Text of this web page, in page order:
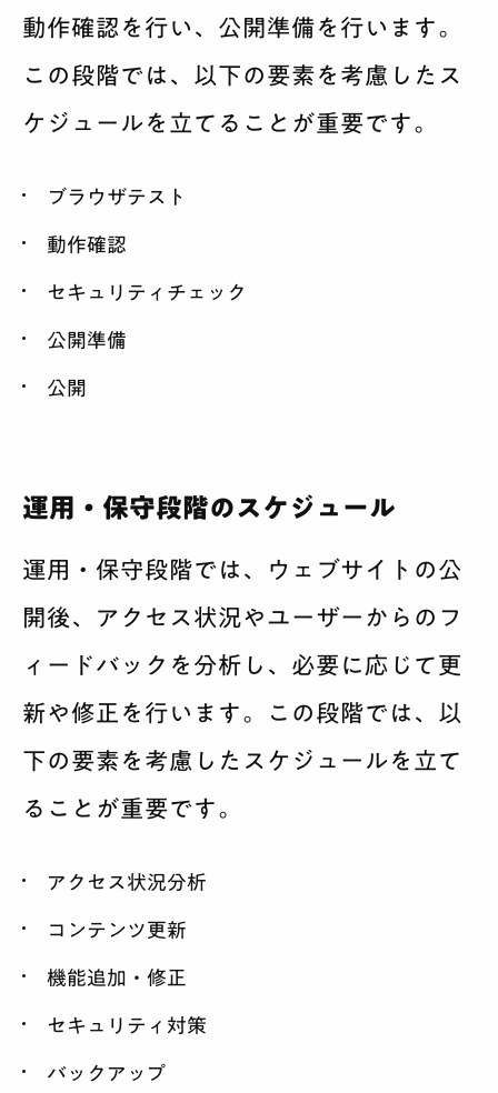
動作確認を行い、公開準備を行います。
この段階では、以下の要素を考慮したス
ケジュールを立てることが重要です。
ブラウザテスト
動作確認
セキュリティチェック
公開準備
公開
運用・保守段階のスケジュール
運用・保守段階では、ウェブサイトの公
開後、アクセス状況やユーザーからのフ
ィードバックを分析し、必要に応じて更
新や修正を行います。この段階では、以
下の要素を考慮したスケジュールを立て
ることが重要です。
アクセス状況分析
コンテンツ更新
機能追加・修正
セキュリティ対策
バックアップ